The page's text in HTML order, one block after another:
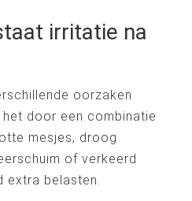
irritatie na
oorzaken
door een combinatie
mesjes, droog
of verkeerd
extra belasten.